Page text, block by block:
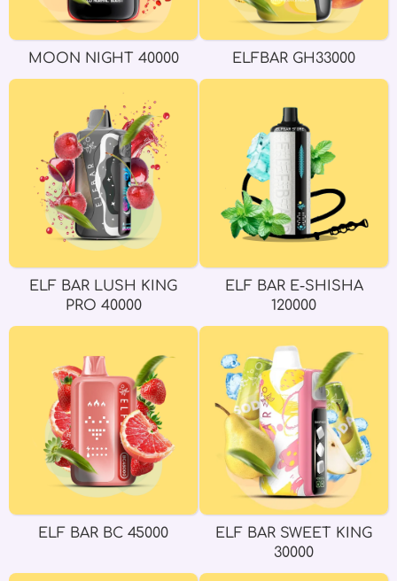
MOON NIGHT 40000 ELFBAR GH33000
ELF BAR LUSH KING
PRO 40000
ELF BAR E-SHISHA
120000
ELF BAR BC 45000
ELF BAR SWEET KING
30000